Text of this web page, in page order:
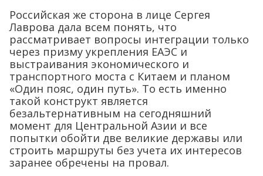
Российская же сторона в лице Сергея
Лаврова дала всем понять, что
рассматривает вопросы интеграции только
через призму укрепления ЕАЭС и
выстраивания экономического и
транспортного моста с Китаем и планом
«Один пояс, один путь». То есть именно
такой конструкт является
безальтернативным на сегодняшний
момент для Центральной Азии и все
попытки обойти две великие державы или
строить маршруты без учета их интересов
заранее обречены на провал.